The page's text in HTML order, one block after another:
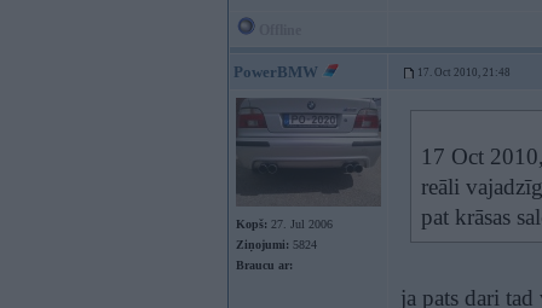
PowerBMW 17. Oct 2010, 21:48
Kopš: 27. Jul 2006
Ziņojumi: 5824
Braucu ar:
17 Oct
reāli
pat krāsas
ja pats dari